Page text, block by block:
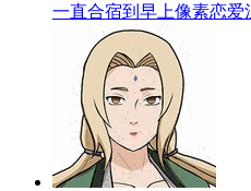
一直合宿到早上像素恋爱